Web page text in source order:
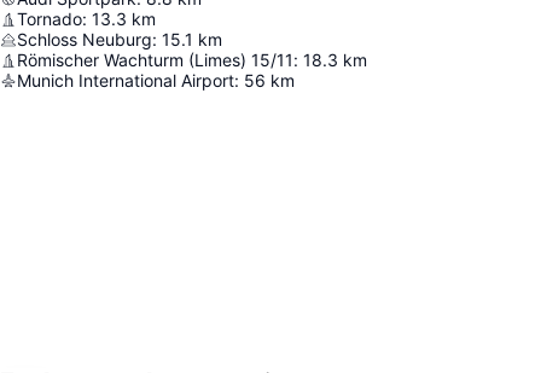
Tornado: 13.3 km
Schloss Neuburg: 15.1 km
Römischer Wachturm (Limes) 15/11: 18.3 km
Munich International Airport: 56 km